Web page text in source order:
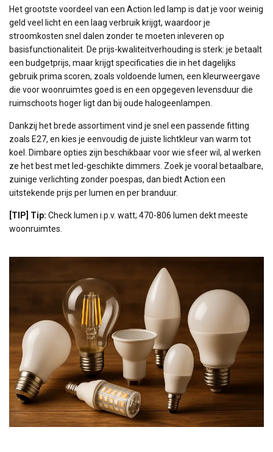
Het grootste voordeel van een Action led lamp is dat je voor weinig
geld veel licht en een laag verbruik krijgt, waardoor je
stroomkosten snel dalen zonder te moeten inleveren op
basisfunctionaliteit. De prijs-kwaliteitverhouding is sterk: je betaalt
een budgetprijs, maar krijgt specificaties die in het dagelijks
gebruik prima scoren, zoals voldoende lumen, een kleurweergave
die voor woonruimtes goed is en een opgegeven levensduur die
ruimschoots hoger ligt dan bij oude halogeenlampen.
Dankzij het brede assortiment vind je snel een passende fitting
zoals E27, en kies je eenvoudig de juiste lichtkleur van warm tot
koel. Dimbare opties zijn beschikbaar voor wie sfeer wil, al werken
ze het best met led-geschikte dimmers. Zoek je vooral betaalbare,
zuinige verlichting zonder poespas, dan biedt Action een
uitstekende prijs per lumen en per branduur.
[TIP] Tip: Check lumen i.p.v. watt; 470-806 lumen dekt meeste
woonruimtes.